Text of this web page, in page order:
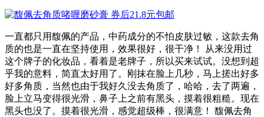
一直都只用馥佩的产品，中药成分的不怕皮肤过敏，这款去角
质的也是一直在坚持使用，效果很好，很干净！ 从来没用过
这个牌子的化妆品，看着是老牌子，所以买来试试。没想到超
乎我的意料，简直太好用了。刚抹在脸上几秒，马上搓出好多
好多角质，当然也由于我好久没去角质了，哈哈，去了两遍，
脸上立马变得很光滑，鼻子上之前有黑头，摸着很粗糙。现在
黑头也没了。摸着很光滑，感觉超级棒，很满意！ 馥佩去角